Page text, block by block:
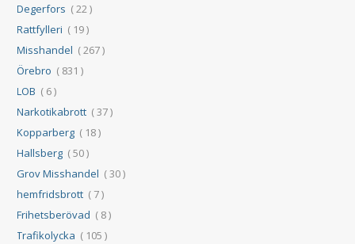
Degerfors ( 22 )
Rattfylleri ( 19 )
Misshandel ( 267 )
Örebro ( 831 )
LOB ( 6 )
Narkotikabrott ( 37 )
Kopparberg ( 18 )
Hallsberg ( 50 )
Grov Misshandel ( 30 )
hemfridsbrott ( 7 )
Frihetsberövad ( 8 )
Trafikolycka ( 105 )